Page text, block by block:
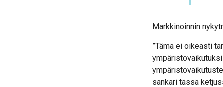
Markkinoinnin
”Tämä ei oikeasti
sankari tässä